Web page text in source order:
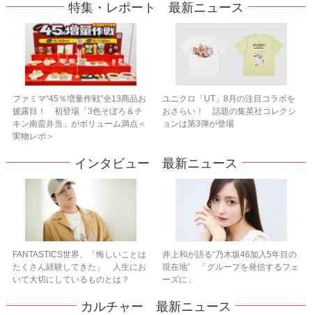
特集・レポート 最新ニュース
ファミマ“45％増量作戦”全13商品お
披露目！ 初登場「3色そぼろ＆チ
キン南蛮弁当」がボリューム満点＜
実物レポ＞
ユニクロ「UT」8月の注目コラボを
おさらい！ 話題の集英社コレクシ
ョンは第3弾が登場
インタビュー 最新ニュース
FANTASTICS世界、「悔しいことは
たくさん経験してきた」 人生にお
いて大切にしているものとは？
井上和が語る“乃木坂46加入5年目の
現在地” 「グループを発信するフェ
ーズに」
カルチャー 最新ニュース